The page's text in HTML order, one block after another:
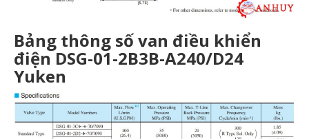
Bảng thông số van điều khiển
điện DSG-01-2B3B-A240/D24
Yuken